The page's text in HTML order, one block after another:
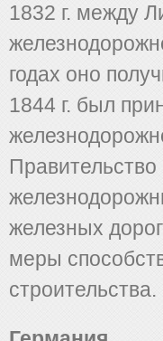
1832 г. между
годах оно
1844 г. был
железных
меры
строительства.